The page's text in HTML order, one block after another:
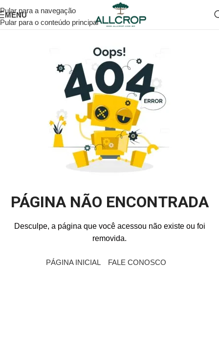
Pular para a navegação
Pular para o conteúdo principal
MENU
PÁGINA NÃO ENCONTRADA
Desculpe, a página que você acessou não existe ou foi
removida.
PÁGINA INICIAL FALE CONOSCO